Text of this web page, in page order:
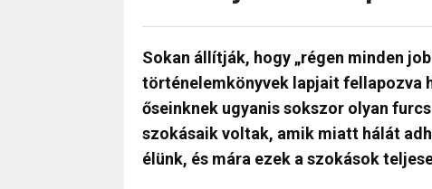
Sokan állítják, hogy „régen minden
történelemkönyvek lapjait fellapozva
őseinknek ugyanis sokszor olyan
szokásaik voltak, amik miatt hálát
élünk, és mára ezek a szokások